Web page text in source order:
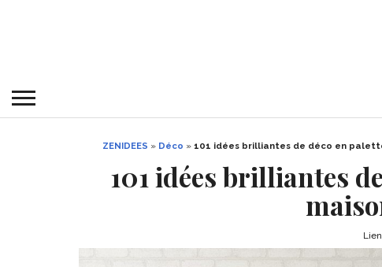
ZENIDEES » Déco » 101 idées brilliantes de déco en
101 idées brilliantes